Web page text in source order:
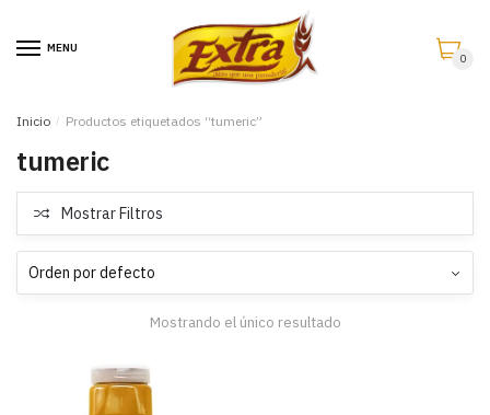
MENU
0
Inicio / Productos etiquetados “tumeric”
tumeric
Mostrar Filtros
Mostrando el único resultado